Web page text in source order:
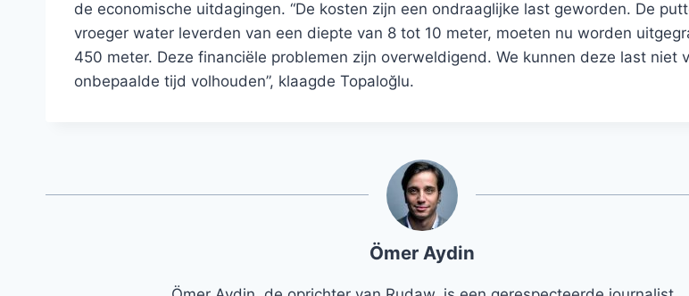
de economische uitdagingen. “De kosten zijn een ondraaglijke last geworden. De
vroeger water leverden van een diepte van 8 tot 10 meter, moeten nu worden
450 meter. Deze financiële problemen zijn overweldigend. We kunnen deze last niet
onbepaalde tijd volhouden”, klaagde Topaloğlu.
Ömer Aydin